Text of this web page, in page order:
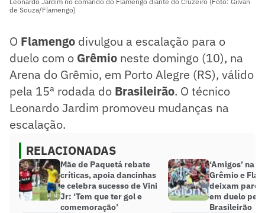
de Souza/Flamengo)
O Flamengo divulgou a escalação para o
duelo com o Grêmio neste domingo (10), na
Arena do Grêmio, em Porto Alegre (RS), válido
pela 15ª rodada do Brasileirão. O técnico
Leonardo Jardim promoveu mudanças na
escalação.
RELACIONADAS
Mãe de Paquetá rebate
críticas, apoia dancinhas
e celebra sucesso de Vini
Jr: ‘Tem que ter gol e
comemoração’
‘Amigos’ na
Grêmio e
deixam
em duelo pelo
Brasileirão